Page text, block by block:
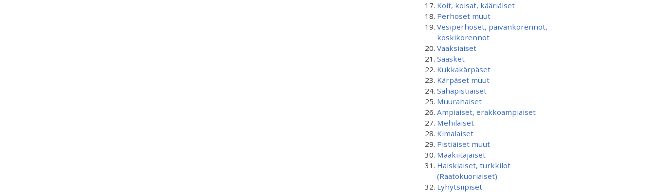
Koit, koisat, kääriäiset
Perhoset muut
Vesiperhoset, päivänkorennot,
koskikorennot
Vaaksiaiset
Sääsket
Kukkakärpäset
Kärpäset muut
Sahapistiäiset
Muurahaiset
Ampiaiset, erakkoampiaiset
Mehiläiset
Kimalaiset
Pistiäiset muut
Maakiitäjäiset
Haiskiaiset, turkkilot
(Raatokuoriaiset)
Lyhytsiipiset